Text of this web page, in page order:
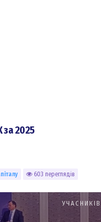
за 2025
603 переглядів
УЧАСНИКІВ